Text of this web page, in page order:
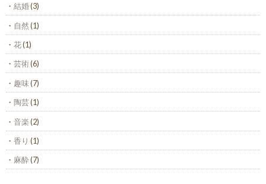
結婚(3)
自然(1)
花(1)
芸術(6)
趣味(7)
陶芸(1)
音楽(2)
香り (1)
麻酔(7)